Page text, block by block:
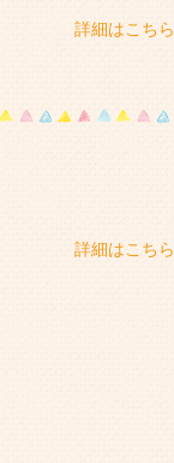
詳細はこちら
詳細はこちら